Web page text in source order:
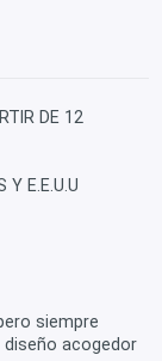
DE 12
Y E.E.U.U
siempre
diseño acogedor